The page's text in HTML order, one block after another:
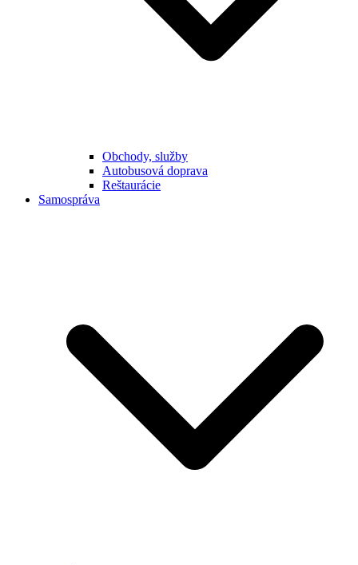
Obchody, služby
Autobusová doprava
Reštaurácie
Samospráva